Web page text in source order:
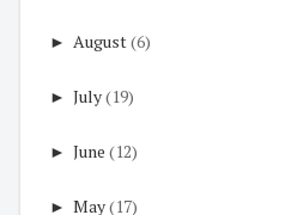
► August(6)
► July(19)
► June (12)
► May(17)